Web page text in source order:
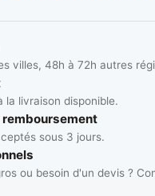
villes, 48h à 72h autres
la livraison disponible.
remboursement
sous 3 jours.
ou besoin d'un devis ?